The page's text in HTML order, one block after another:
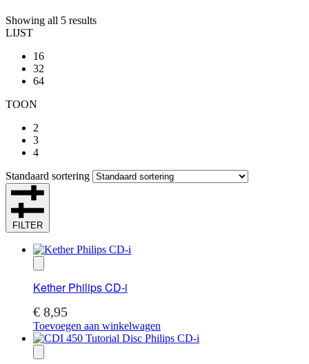
Showing all 5 results
LIJST
16
32
64
TOON
2
3
4
Standaard sortering
FILTER
Kether Philips CD-i
€ 8,95
Toevoegen aan winkelwagen